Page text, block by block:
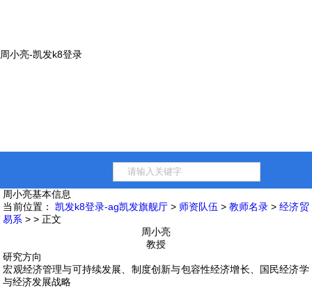
周小亮-凯发k8登录
周小亮
当前位置： 凯发k8登录-ag凯发旗舰厅 > 师资队伍 >教师名录 >经济贸
易系 > > 正文
基本信息
周小亮
教授
研究方向
宏观经济管理与可持续发展、制度创新与包容性经济增长、国民经济学
与经济发展战略